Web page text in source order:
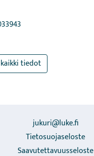
tiedot
jukuri@luke.fi
Tietosuojaseloste
Saavutettavuusseloste